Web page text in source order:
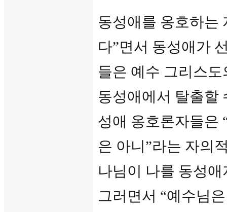
동성애를 옹호하는
다”면서 동성애가
들은 예수 그리스
동성애에서 탈출할
성애 옹호론자들은
은 아니”라는 자의
나님이 나를 동성
그러면서 “예수님